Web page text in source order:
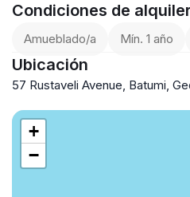
Condiciones de alquiler
Amueblado/a Mín. 1 año
Ubicación
57 Rustaveli Avenue, Batumi,
+
−